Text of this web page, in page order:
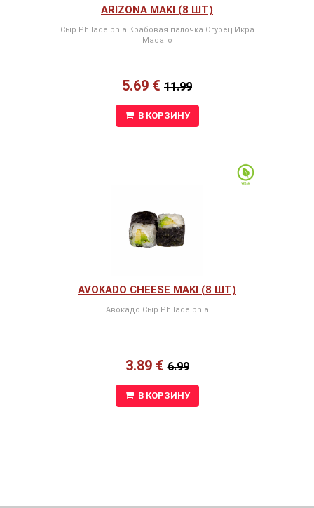
ARIZONA MAKI (8 ШТ)
Сыр Philadelphia Крабовая палочка Огурец Икра
Масаго
5.69 € 11.99
В КОРЗИНУ
AVOKADO CHEESE MAKI (8 ШТ)
Авокадо Сыр Philadelphia
3.89 €6.99
В КОРЗИНУ